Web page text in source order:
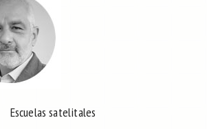
Escuelas satelitales